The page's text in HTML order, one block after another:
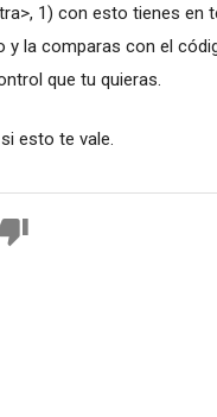
1) con esto tienes en
y la comparas con el
que tu quieras.
esto te vale.